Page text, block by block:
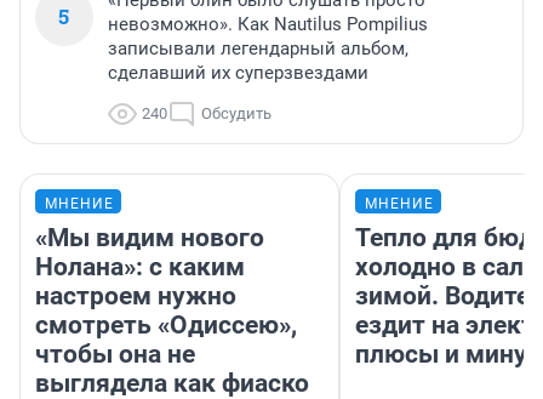
5
невозможно». Как Nautilus Pompilius
записывали легендарный альбом,
сделавший их суперзвездами
240 Обсудить
МНЕНИЕ
«Мы видим нового
Нолана»: с каким
настроем нужно
смотреть «Одиссею»,
чтобы она не
выглядела как фиаско
МНЕНИЕ
Тепло для
холодно в
зимой.
ездит на
плюсы и